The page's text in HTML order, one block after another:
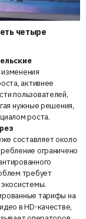
четыре
активнее
пользователей,
нужные решения,
роста.
составляет около
ограничено
требует
тарифы на
в HD-качестве,